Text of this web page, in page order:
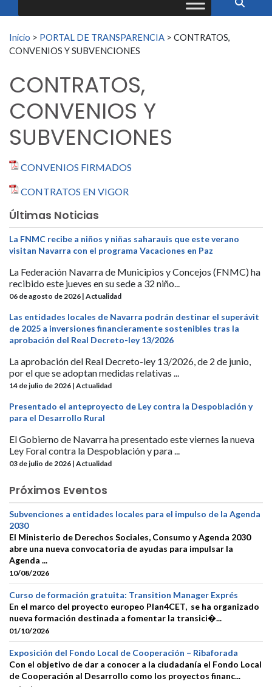
Buscar:
Inicio > PORTAL DE TRANSPARENCIA > CONTRATOS,
CONVENIOS Y SUBVENCIONES
CONTRATOS,
CONVENIOS Y
SUBVENCIONES
CONVENIOS FIRMADOS
CONTRATOS EN VIGOR
Últimas Noticias
La FNMC recibe a niños y niñas saharauis que este verano
visitan Navarra con el programa Vacaciones en Paz
La Federación Navarra de Municipios y Concejos (FNMC) ha
recibido este jueves en su sede a 32 niño...
06 de agosto de 2026 | Actualidad
Las entidades locales de Navarra podrán destinar el superávit
de 2025 a inversiones financieramente sostenibles tras la
aprobación del Real Decreto-ley 13/2026
La aprobación del Real Decreto-ley 13/2026, de 2 de junio,
por el que se adoptan medidas relativas ...
14 de julio de 2026 | Actualidad
Presentado el anteproyecto de Ley contra la Despoblación y
para el Desarrollo Rural
El Gobierno de Navarra ha presentado este viernes la nueva
Ley Foral contra la Despoblación y para ...
03 de julio de 2026 | Actualidad
Próximos Eventos
Subvenciones a entidades locales para el impulso de la Agenda
2030
El Ministerio de Derechos Sociales, Consumo y Agenda 2030
abre una nueva convocatoria de ayudas para impulsar la
Agenda ...
10/08/2026
Curso de formación gratuita: Transition Manager Exprés
En el marco del proyecto europeo Plan4CET, se ha organizado
nueva formación destinada a fomentar la transici�...
01/10/2026
Exposición del Fondo Local de Cooperación – Ribaforada
Con el objetivo de dar a conocer a la ciudadanía el Fondo Local
de Cooperación al Desarrollo como los proyectos financ...